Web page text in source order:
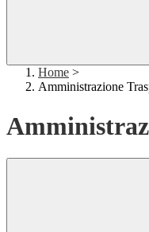
Home >
Amministrazione